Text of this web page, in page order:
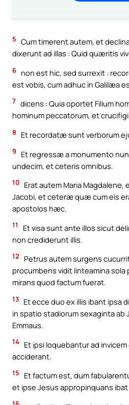
5 Cum timerent autem, et
dixerunt ad illas : Quid quæritis
6 non est hic, sed surrexit :
est vobis, cum adhuc in Galilæa
7 dicens : Quia oportet Filium
hominum peccatorum, et
8 Et recordatæ sunt verborum
9
Et regressæ a monumento
undecim, et ceteris omnibus.
10 Erat autem Maria Magdalene,
Jacobi, et ceteræ quæ cum eis
apostolos hæc.
11
Et visa sunt ante illos sicut
non crediderunt illis.
12
Petrus autem surgens
procumbens vidit linteamina
mirans quod factum fuerat.
13 Et ecce duo ex illis ibant ipsa
in spatio stadiorum sexaginta ab
Emmaus.
14 Et ipsi loquebantur ad
acciderant.
15
Et factum est, dum
et ipse Jesus appropinquans ibat